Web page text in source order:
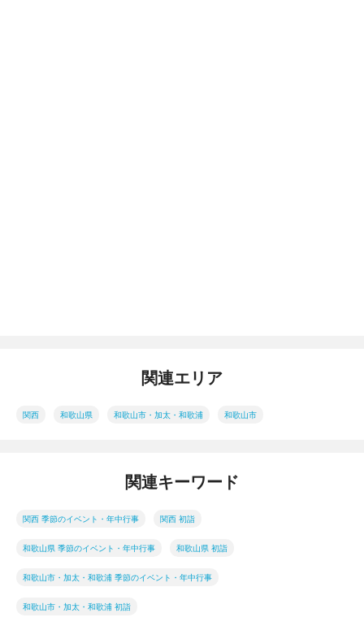
関連エリア
関西 和歌山県 和歌山市・加太・和歌浦 和歌山市
関連キーワード
関西 季節のイベント・年中行事 関西 初詣
和歌山県 季節のイベント・年中行事 和歌山県 初詣
和歌山市・加太・和歌浦 季節のイベント・年中行事
和歌山市・加太・和歌浦 初詣